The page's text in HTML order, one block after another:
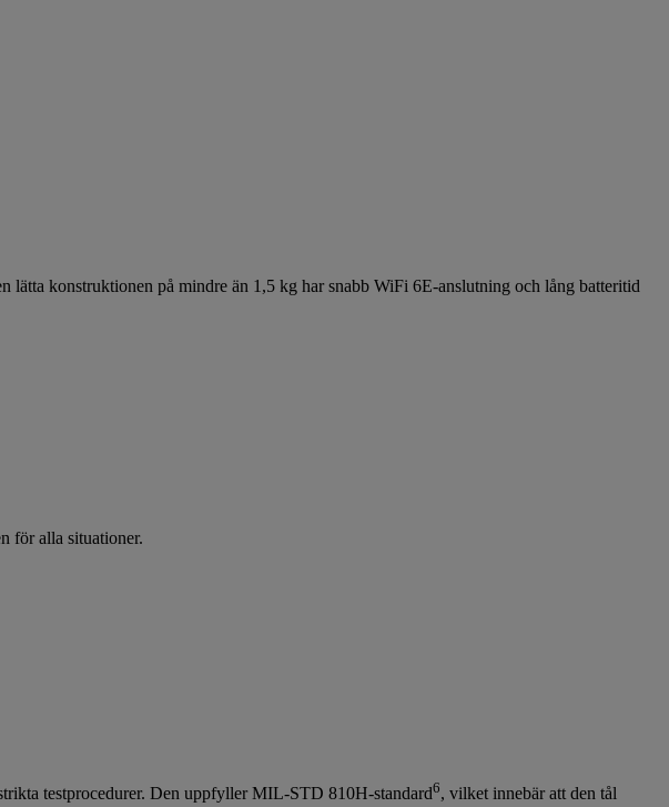
lätta konstruktionen på mindre än 1,5 kg har snabb WiFi 6E-anslutning och lång batteritid
för alla situationer.
testprocedurer. Den uppfyller MIL-STD 810H-standard6, vilket innebär att den tål